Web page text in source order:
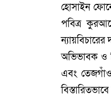
হোসাইন
পবিত্র
ন্যায়বিচারের
অভিভাবক ও
এবং তেজগাঁও